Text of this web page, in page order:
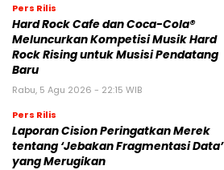
Pers Rilis
Hard Rock Cafe dan Coca-Cola®
Meluncurkan Kompetisi Musik Hard
Rock Rising untuk Musisi Pendatang
Baru
Rabu, 5 Agu 2026 - 22:15 WIB
Pers Rilis
Laporan Cision Peringatkan Merek
tentang ‘Jebakan Fragmentasi Data’
yang Merugikan